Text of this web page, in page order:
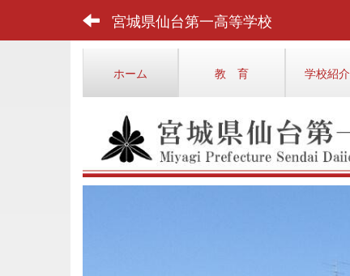
宮城県仙台第一高等学校
ホーム 教 育 学校紹介